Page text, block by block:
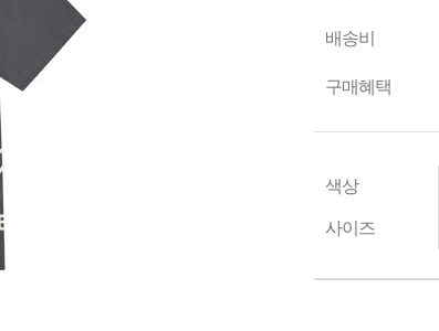
배송비
구매혜택
색상
사이즈